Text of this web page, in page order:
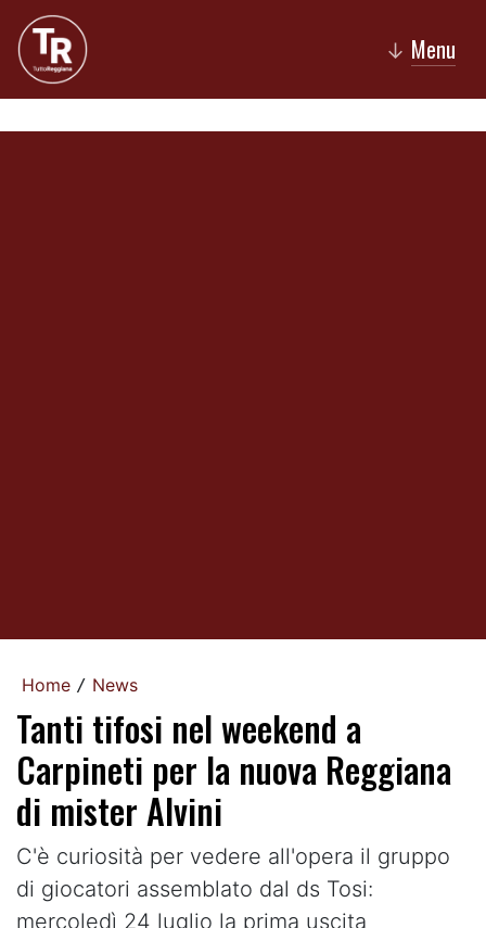
↓ Menu
Home / News
Tanti tifosi nel weekend a
Carpineti per la nuova Reggiana
di mister Alvini
C'è curiosità per vedere all'opera il gruppo
di giocatori assemblato dal ds Tosi:
mercoledì 24 luglio la prima uscita